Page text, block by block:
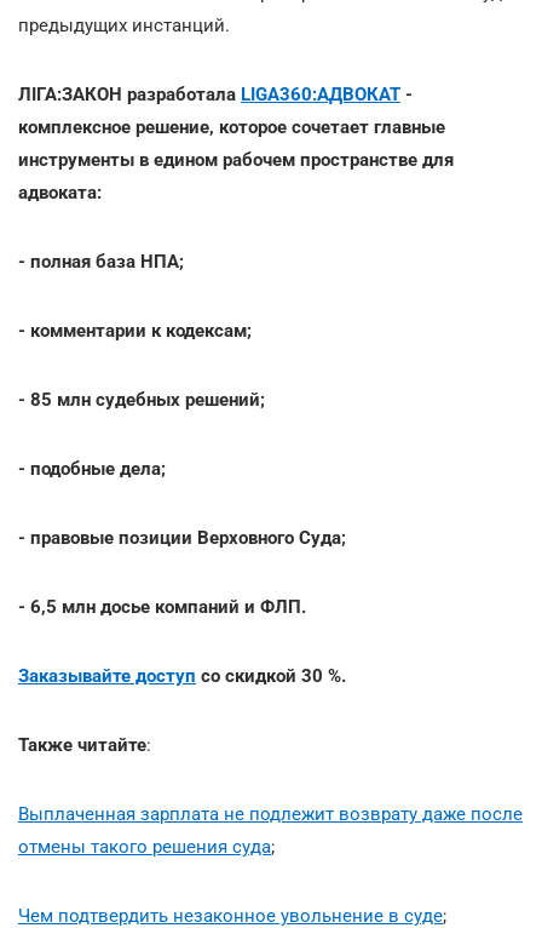
предыдущих инстанций.
ЛІГА:ЗАКОН разработала LIGA360:АДВОКАТ -
комплексное решение, которое сочетает главные
инструменты в едином рабочем пространстве для
адвоката:
- полная база НПА;
- комментарии к кодексам;
- 85 млн судебных решений;
- подобные дела;
- правовые позиции Верховного Суда;
- 6,5 млн досье компаний и ФЛП.
Заказывайте доступ со скидкой 30 %.
Также читайте:
Выплаченная зарплата не подлежит возврату даже после
отмены такого решения суда;
Чем подтвердить незаконное увольнение в суде;